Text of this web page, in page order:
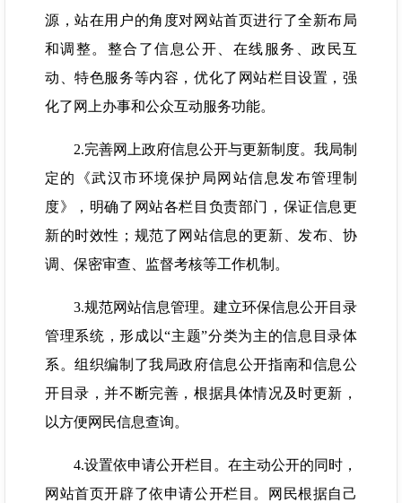
源，站在用户的角度对网站首页进行了全新布局
和调整。整合了信息公开、在线服务、政民互
动、特色服务等内容，优化了网站栏目设置，强
化了网上办事和公众互动服务功能。
2.完善网上政府信息公开与更新制度。我局制
定的《武汉市环境保护局网站信息发布管理制
度》，明确了网站各栏目负责部门，保证信息更
新的时效性；规范了网站信息的更新、发布、协
调、保密审查、监督考核等工作机制。
3.规范网站信息管理。建立环保信息公开目录
管理系统，形成以“主题”分类为主的信息目录体
系。组织编制了我局政府信息公开指南和信息公
开目录，并不断完善，根据具体情况及时更新，
以方便网民信息查询。
4.设置依申请公开栏目。在主动公开的同时，
网站首页开辟了依申请公开栏目。网民根据自己